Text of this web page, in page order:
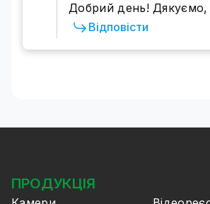
Добрий день! Дякуємо,
Відповісти
ПРОДУКЦІЯ